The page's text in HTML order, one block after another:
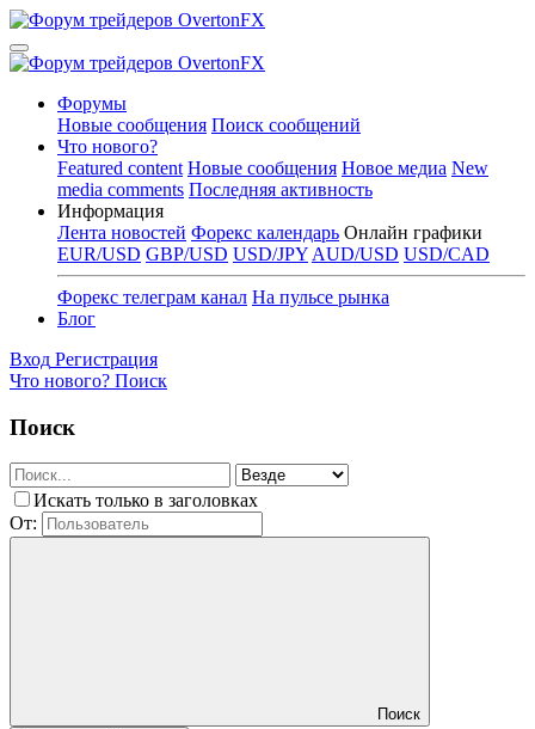
Форумы
Новые сообщения Поиск сообщений
Что нового?
Featured content Новые сообщения Новое медиа New
media comments Последняя активность
Информация
Лента новостей Форекс календарь Онлайн графики
EUR/USD GBP/USD USD/JPY AUD/USD USD/CAD
Форекс телеграм канал На пульсе рынка
Блог
Вход Регистрация
Что нового? Поиск
Поиск
Искать только в заголовках
От:
Поиск